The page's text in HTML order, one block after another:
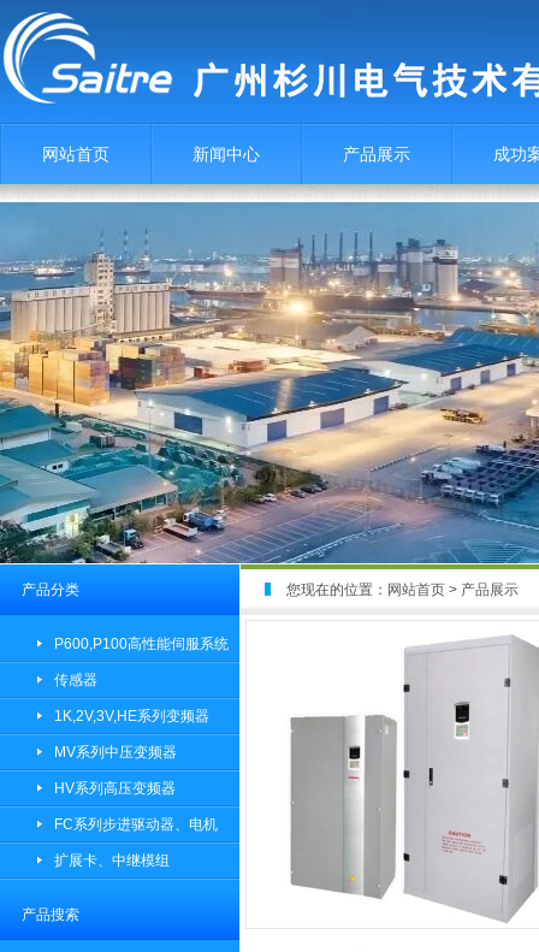
网站首页 新闻中心 产品展示 成功
产品分类
P600,P100高性能伺服系统
传感器
1K,2V,3V,HE系列变频器
MV系列中压变频器
HV系列高压变频器
FC系列步进驱动器、电机
扩展卡、中继模组
产品搜索
您现在的位置： 网站首页 > 产品展示